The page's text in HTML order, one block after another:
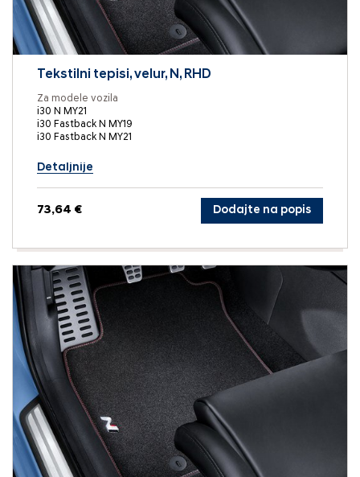
Tekstilni tepisi, velur, N, RHD
Za modele vozila
i30 N MY21
i30 Fastback N MY19
i30 Fastback N MY21
Detaljnije
73,64 € Dodajte na popis